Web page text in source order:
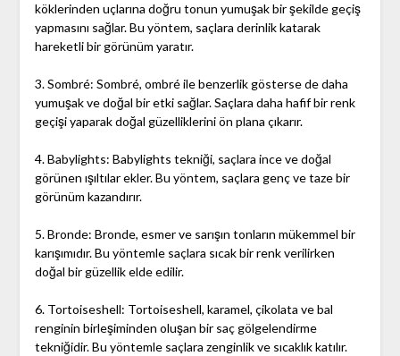
köklerinden uçlarına doğru tonun yumuşak bir şekilde geçiş
yapmasını sağlar. Bu yöntem, saçlara derinlik katarak
hareketli bir görünüm yaratır.
3. Sombré: Sombré, ombré ile benzerlik gösterse de daha
yumuşak ve doğal bir etki sağlar. Saçlara daha hafif bir renk
geçişi yaparak doğal güzelliklerini ön plana çıkarır.
4. Babylights: Babylights tekniği, saçlara ince ve doğal
görünen ışıltılar ekler. Bu yöntem, saçlara genç ve taze bir
görünüm kazandırır.
5. Bronde: Bronde, esmer ve sarışın tonların mükemmel bir
karışımıdır. Bu yöntemle saçlara sıcak bir renk verilirken
doğal bir güzellik elde edilir.
6. Tortoiseshell: Tortoiseshell, karamel, çikolata ve bal
renginin birleşiminden oluşan bir saç gölgelendirme
tekniğidir. Bu yöntemle saçlara zenginlik ve sıcaklık katılır.